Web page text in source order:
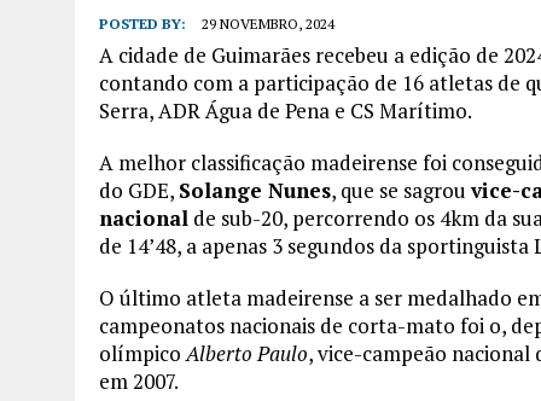
POSTED BY: 29 NOVEMBRO, 2024
A cidade de Guimarães recebeu a edição de
contando com a participação de 16 atletas de
Serra, ADR Água de Pena e CS Marítimo.
A melhor classificação madeirense foi
do GDE, Solange Nunes, que se sagrouvice-
nacional de sub-20, percorrendo os 4km da
de 14’48, a apenas 3 segundos da sportinguista
O último atleta madeirense a ser medalhado
campeonatos nacionais de corta-mato foi o,
olímpicoAlberto Paulo, vice-campeão nacional
em 2007.